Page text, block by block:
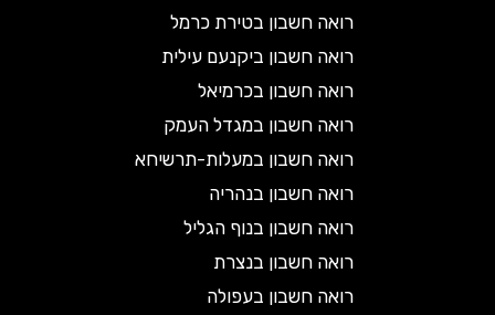
רואה חשבון בטירת כרמל
רואה חשבון ביקנעם עילית
רואה חשבון בכרמיאל
רואה חשבון במגדל העמק
רואה חשבון במעלות-תרשיחא
רואה חשבון בנהריה
רואה חשבון בנוף הגליל
רואה חשבון בנצרת
רואה חשבון בעפולה